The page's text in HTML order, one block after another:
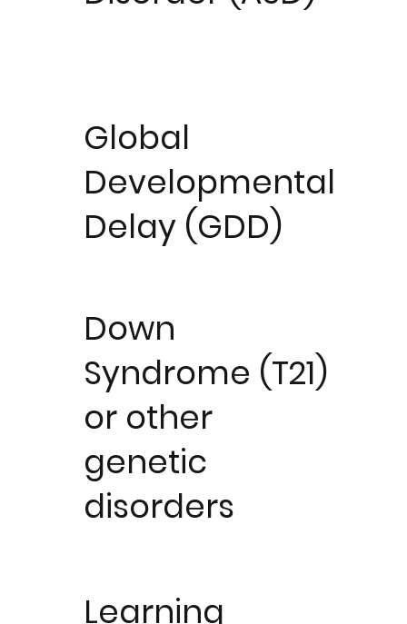
Global
Developmental
Delay (GDD)
Down
Syndrome (T21)
or other
genetic
disorders
Learning